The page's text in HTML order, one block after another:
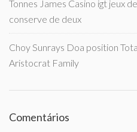
Tonnes James Casino igt jeux
conserve de deux
Choy Sunrays Doa position
Aristocrat Family
Comentários